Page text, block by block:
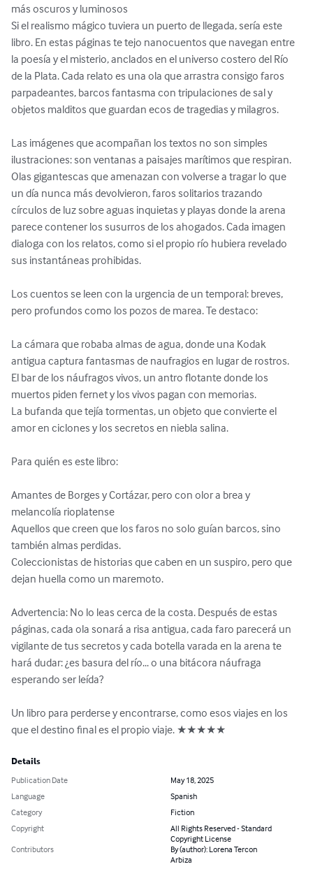
más oscuros y luminosos
Si el realismo mágico tuviera un puerto de llegada, sería este
libro. En estas páginas te tejo nanocuentos que navegan entre
la poesía y el misterio, anclados en el universo costero del Río
de la Plata. Cada relato es una ola que arrastra consigo faros
parpadeantes, barcos fantasma con tripulaciones de sal y
objetos malditos que guardan ecos de tragedias y milagros.
Las imágenes que acompañan los textos no son simples
ilustraciones: son ventanas a paisajes marítimos que respiran.
Olas gigantescas que amenazan con volverse a tragar lo que
un día nunca más devolvieron, faros solitarios trazando
círculos de luz sobre aguas inquietas y playas donde la arena
parece contener los susurros de los ahogados. Cada imagen
dialoga con los relatos, como si el propio río hubiera revelado
sus instantáneas prohibidas.
Los cuentos se leen con la urgencia de un temporal: breves,
pero profundos como los pozos de marea. Te destaco:
La cámara que robaba almas de agua, donde una Kodak
antigua captura fantasmas de naufragios en lugar de rostros.
El bar de los náufragos vivos, un antro flotante donde los
muertos piden fernet y los vivos pagan con memorias.
La bufanda que tejía tormentas, un objeto que convierte el
amor en ciclones y los secretos en niebla salina.
Para quién es este libro:
Amantes de Borges y Cortázar, pero con olor a brea y
melancolía rioplatense
Aquellos que creen que los faros no solo guían barcos, sino
también almas perdidas.
Coleccionistas de historias que caben en un suspiro, pero que
dejan huella como un maremoto.
Advertencia: No lo leas cerca de la costa. Después de estas
páginas, cada ola sonará a risa antigua, cada faro parecerá un
vigilante de tus secretos y cada botella varada en la arena te
hará dudar: ¿es basura del río... o una bitácora náufraga
esperando ser leída?
Un libro para perderse y encontrarse, como esos viajes en los
que el destino final es el propio viaje. ★★★★★
Details
Publication Date
May 18, 2025
Language
Spanish
Category
Fiction
Copyright
All Rights Reserved - Standard
Copyright License
Contributors
By (author): Lorena Tercon
Arbiza